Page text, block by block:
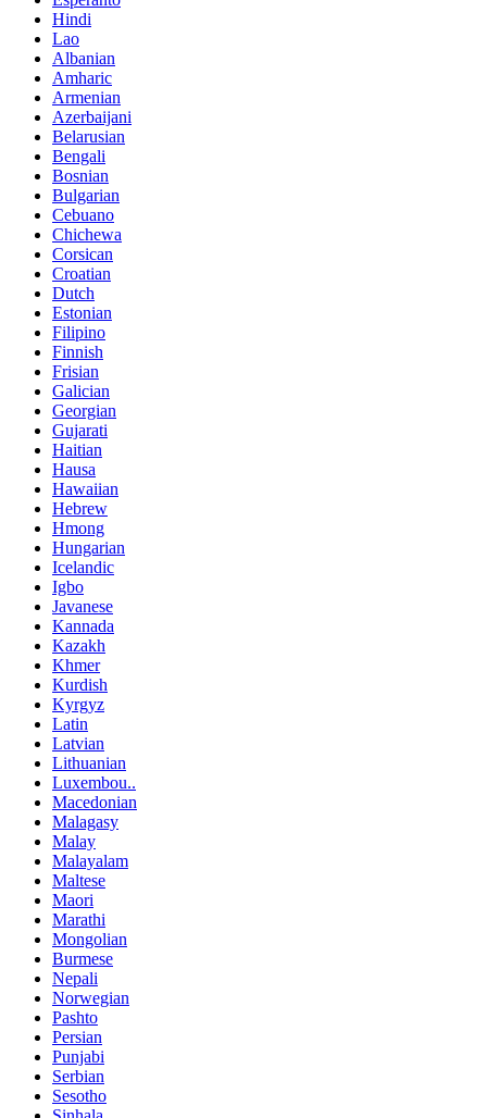
Hindi
Lao
Albanian
Amharic
Armenian
Azerbaijani
Belarusian
Bengali
Bosnian
Bulgarian
Cebuano
Chichewa
Corsican
Croatian
Dutch
Estonian
Filipino
Finnish
Frisian
Galician
Georgian
Gujarati
Haitian
Hausa
Hawaiian
Hebrew
Hmong
Hungarian
Icelandic
Igbo
Javanese
Kannada
Kazakh
Khmer
Kurdish
Kyrgyz
Latin
Latvian
Lithuanian
Luxembou..
Macedonian
Malagasy
Malay
Malayalam
Maltese
Maori
Marathi
Mongolian
Burmese
Nepali
Norwegian
Pashto
Persian
Punjabi
Serbian
Sesotho